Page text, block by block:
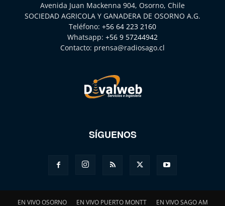
Avenida Juan Mackenna 904, Osorno, Chile
SOCIEDAD AGRICOLA Y GANADERA DE OSORNO A.G.
Teléfono: +56 64 223 2160
Whatsapp: +56 9 57244942
Contacto: prensa@radiosago.cl
SÍGUENOS
EN VIVO OSORNO EN VIVO PUERTO MONTT EN VIVO SAGO AM